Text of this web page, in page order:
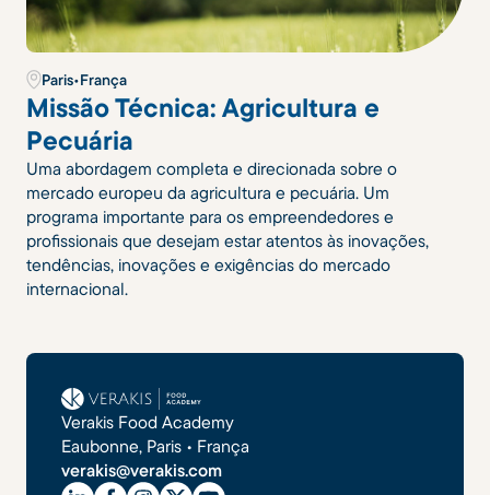
Paris•França
Missão Técnica: Agricultura e
Pecuária
Uma abordagem completa e direcionada sobre o
mercado europeu da agricultura e pecuária. Um
programa importante para os empreendedores e
profissionais que desejam estar atentos às inovações,
tendências, inovações e exigências do mercado
internacional.
Verakis Food Academy
Eaubonne, Paris • França
verakis@verakis.com